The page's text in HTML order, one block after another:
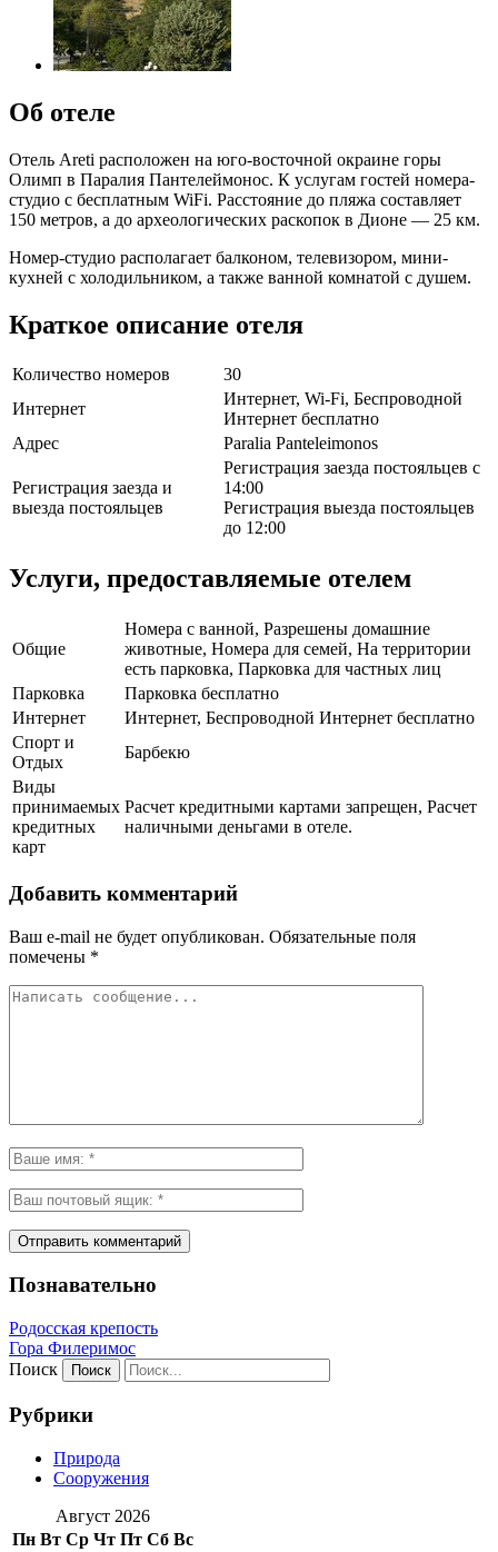
Об отеле
Отель Areti расположен на юго-восточной окраине горы
Олимп в Паралия Пантелеймонос. К услугам гостей номера-
студио с бесплатным WiFi. Расстояние до пляжа составляет
150 метров, а до археологических раскопок в Дионе — 25 км.
Номер-студио располагает балконом, телевизором, мини-
кухней с холодильником, а также ванной комнатой с душем.
Краткое описание отеля
Количество номеров
30
Интернет
Интернет, Wi-Fi, Беспроводной
Интернет бесплатно
Адрес
Paralia Panteleimonos
Регистрация заезда и
выезда постояльцев
Регистрация заезда постояльцев с
14:00
Регистрация выезда постояльцев
до 12:00
Услуги, предоставляемые отелем
Общие
Номера с ванной, Разрешены домашние
животные, Номера для семей, На территории
есть парковка, Парковка для частных лиц
Парковка
Парковка бесплатно
Интернет
Интернет, Беспроводной Интернет бесплатно
Спорт и
Отдых
Барбекю
Виды
принимаемых
кредитных
карт
Расчет кредитными картами запрещен, Расчет
наличными деньгами в отеле.
Добавить комментарий
Ваш e-mail не будет опубликован. Обязательные поля
помечены *
Познавательно
Родосская крепость
Гора Филеримос
Поиск
Рубрики
Природа
Сооружения
Август 2026
Пн Вт Ср Чт Пт Сб Вс